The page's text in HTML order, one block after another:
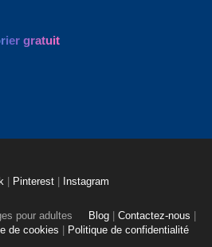
gratuit
Pinterest Instagram
pour adultes Blog Contactez-nous
de cookies Politique de confidentialité